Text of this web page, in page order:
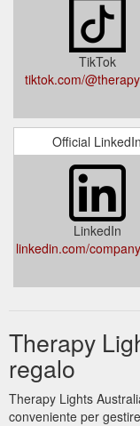
TikTok
tiktok.com/
Official LinkedIn
LinkedIn
linkedin.com/
Therapy
regalo
Therapy Lights
conveniente per